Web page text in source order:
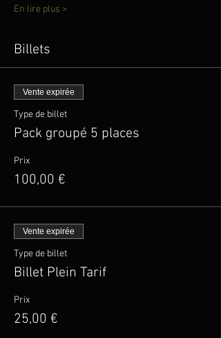
En lire plus >
Billets
Vente expirée
Type de billet
Pack groupé 5 places
Prix
100,00 €
Vente expirée
Type de billet
Billet Plein Tarif
Prix
25,00 €